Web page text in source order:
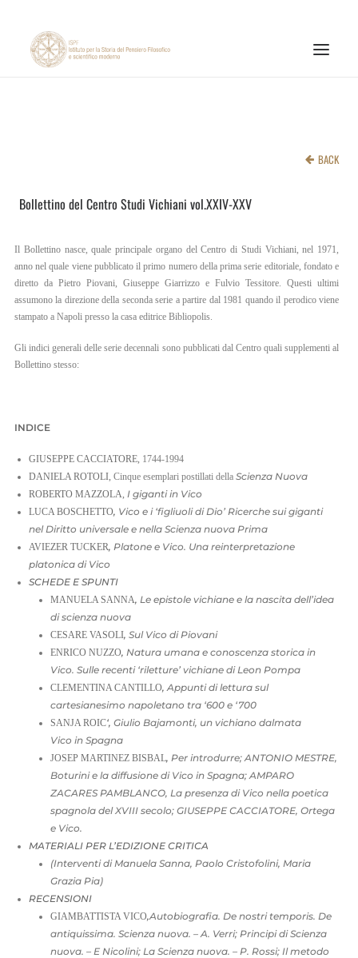
NOTIZIE ED EVENTI
CNR
PAGINA FACEBOOK ISPF
PAGINA INSTAGRAM ISPF
CANALE YOUTUBE ISPF
BACK
Bollettino del Centro Studi Vichiani vol.XXIV-XXV
Il Bollettino nasce, quale principale organo del Centro di Studi Vichiani, nel 1971,
anno nel quale viene pubblicato il primo numero della prima serie editoriale, fondato e
diretto da Pietro Piovani, Giuseppe Giarrizzo e Fulvio Tessitore. Questi ultimi
assumono la direzione della seconda serie a partire dal 1981 quando il perodico viene
stampato a Napoli presso la casa editrice Bibliopolis.
Gli indici generali delle serie decennali sono pubblicati dal Centro quali supplementi al
Bollettino stesso:
INDICE
GIUSEPPE CACCIATORE, 1744-1994
DANIELA ROTOLI, Cinque esemplari postillati della Scienza Nuova
ROBERTO MAZZOLA, I giganti in Vico
LUCA BOSCHETTO, Vico e i ‘figliuoli di Dio’ Ricerche sui giganti
nel Diritto universale e nella Scienza nuova Prima
AVIEZER TUCKER, Platone e Vico. Una reinterpretazione
platonica di Vico
SCHEDE E SPUNTI
MANUELA SANNA, Le epistole vichiane e la nascita dell’idea
di scienza nuova
CESARE VASOLI, Sul Vico di Piovani
ENRICO NUZZO, Natura umana e conoscenza storica in
Vico. Sulle recenti ‘riletture’ vichiane di Leon Pompa
CLEMENTINA CANTILLO, Appunti di lettura sul
cartesianesimo napoletano tra ‘600 e ‘700
SANJA ROIC‘, Giulio Bajamonti, un vichiano dalmata
Vico in Spagna
JOSEP MARTINEZ BISBAL, Per introdurre; ANTONIO MESTRE,
Boturini e la diffusione di Vico in Spagna; AMPARO
ZACARES PAMBLANCO, La presenza di Vico nella poetica
spagnola del XVIII secolo; GIUSEPPE CACCIATORE, Ortega
e Vico.
MATERIALI PER L’EDIZIONE CRITICA
(Interventi di Manuela Sanna, Paolo Cristofolini, Maria
Grazia Pia)
RECENSIONI
GIAMBATTISTA VICO,Autobiografia. De nostri temporis. De
antiquissima. Scienza nuova. – A. Verri; Principi di Scienza
nuova. – E Nicolini; La Scienza nuova. – P. Rossi; Il metodo